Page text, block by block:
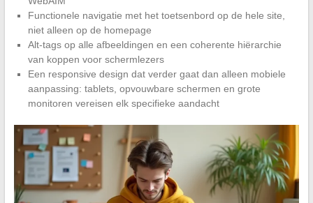
Functionele navigatie met het toetsenbord op de hele site,
niet alleen op de homepage
Alt-tags op alle afbeeldingen en een coherente hiërarchie
van koppen voor schermlezers
Een responsive design dat verder gaat dan alleen mobiele
aanpassing: tablets, opvouwbare schermen en grote
monitoren vereisen elk specifieke aandacht